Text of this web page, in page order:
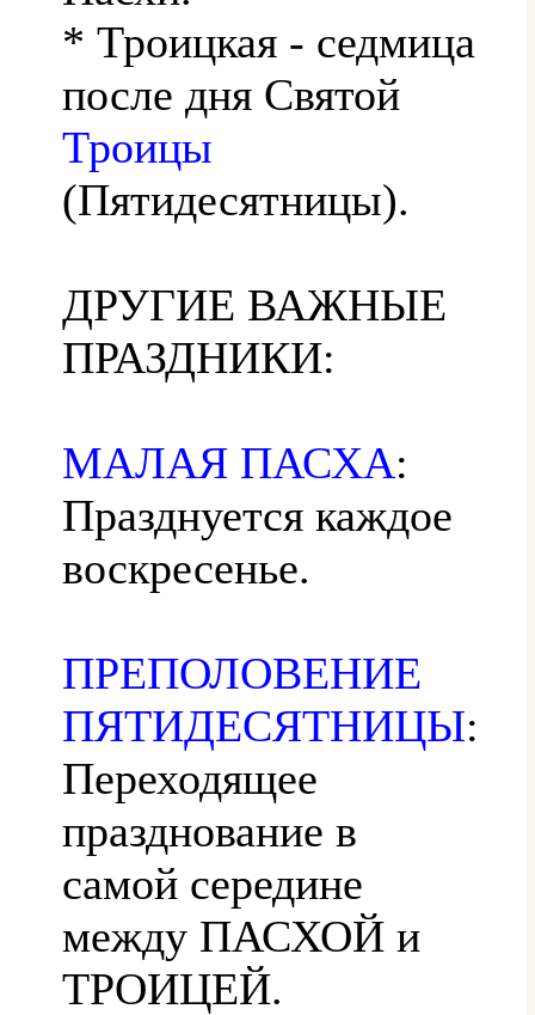
* Троицкая - седмица
после дня Святой
Троицы
(Пятидесятницы).
ДРУГИЕ ВАЖНЫЕ
ПРАЗДНИКИ:
МАЛАЯ ПАСХА:
Празднуется каждое
воскресенье.
ПРЕПОЛОВЕНИЕ
ПЯТИДЕСЯТНИЦЫ:
Переходящее
празднование в
самой середине
между ПАСХОЙ и
ТРОИЦЕЙ.